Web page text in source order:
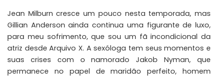
Jean Milburn cresce um pouco nesta temporada, mas
Gillian Anderson ainda continua uma figurante de luxo,
para meu sofrimento, que sou um fã incondicional da
atriz desde Arquivo X. A sexóloga tem seus momentos e
suas crises com o namorado Jakob Nyman, que
permanece no papel de maridão perfeito, homem